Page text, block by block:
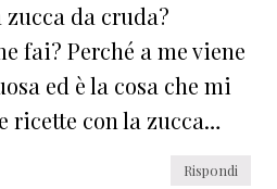
zucca da cruda?
fai? Perché a me viene
ed è la cosa che mi
ricette con la zucca…
Rispondi